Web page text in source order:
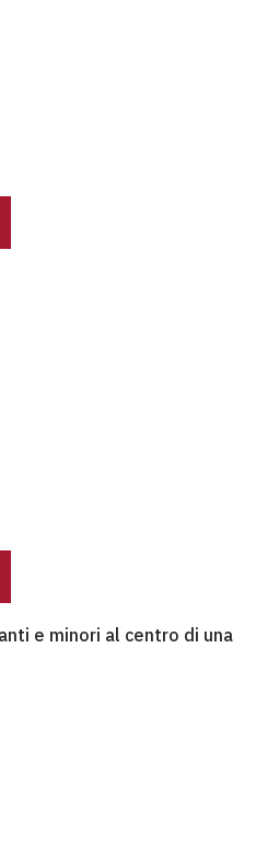
e minori al centro di una